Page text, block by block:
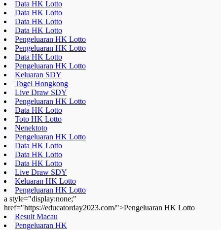
Data HK Lotto
Data HK Lotto
Data HK Lotto
Data HK Lotto
Pengeluaran HK Lotto
Pengeluaran HK Lotto
Data HK Lotto
Pengeluaran HK Lotto
Keluaran SDY
Togel Hongkong
Live Draw SDY
Pengeluaran HK Lotto
Data HK Lotto
Toto HK Lotto
Nenektoto
Pengeluaran HK Lotto
Data HK Lotto
Data HK Lotto
Data HK Lotto
Live Draw SDY
Keluaran HK Lotto
Pengeluaran HK Lotto
a style="display:none;"
href="https://educatorday2023.com/">Pengeluaran HK Lotto
Result Macau
Pengeluaran HK